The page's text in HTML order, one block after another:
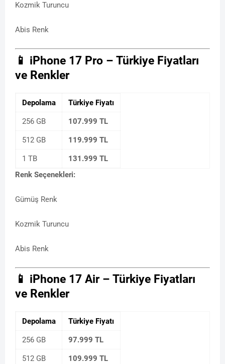
Kozmik Turuncu
Abis Renk
📱 iPhone 17 Pro – Türkiye Fiyatları
ve Renkler
Depolama Türkiye Fiyatı
256 GB 107.999 TL
512 GB 119.999 TL
1 TB
131.999 TL
Renk Seçenekleri:
Gümüş Renk
Kozmik Turuncu
Abis Renk
📱 iPhone 17 Air – Türkiye Fiyatları
ve Renkler
Depolama Türkiye Fiyatı
256 GB 97.999 TL
512 GB 109.999 TL